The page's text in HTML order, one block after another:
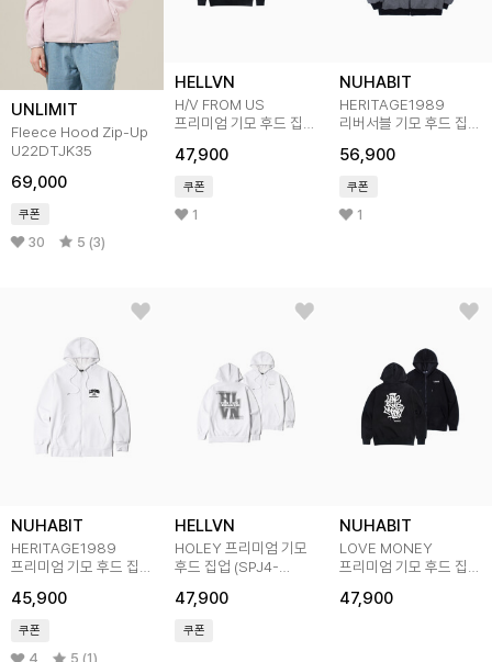
UNLIMIT
Fleece Hood Zip-Up
U22DTJK35
69,000
쿠폰
30 5 (3)
HELLVN
H/V FROM US
프리미엄 기모 후드 집업
47,900
쿠폰
1
NUHABIT
HERITAGE1989
리버서블 기모 후드 집업
56,900
쿠폰
1
NUHABIT
HERITAGE1989
프리미엄 기모 후드 집업
45,900
쿠폰
4 5 (1)
HELLVN
HOLEY 프리미엄 기모
후드 집업 (SPJ4-
47,900
쿠폰
NUHABIT
LOVE MONEY
프리미엄 기모 후드 집업
47,900